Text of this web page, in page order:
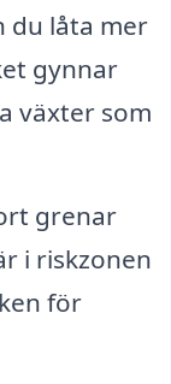
du låta mer
gynnar
växter som
grenar
i riskzonen
för